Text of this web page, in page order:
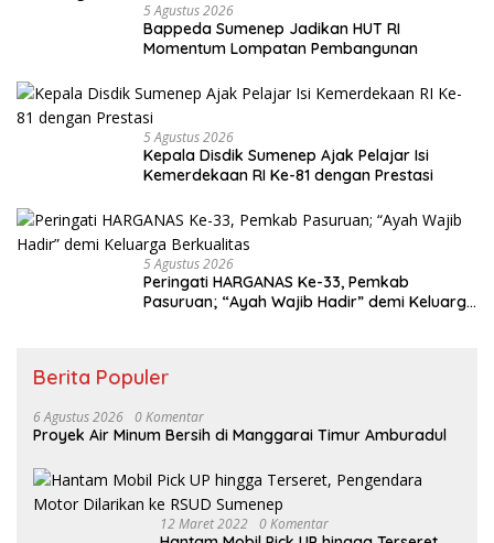
5 Agustus 2026
Bappeda Sumenep Jadikan HUT RI
Momentum Lompatan Pembangunan
5 Agustus 2026
Kepala Disdik Sumenep Ajak Pelajar Isi
Kemerdekaan RI Ke-81 dengan Prestasi
5 Agustus 2026
Peringati HARGANAS Ke-33, Pemkab
Pasuruan; “Ayah Wajib Hadir” demi Keluarga
Berita Populer
6 Agustus 2026 0 Komentar
Proyek Air Minum Bersih di Manggarai Timur Amburadul
12 Maret 2022 0 Komentar